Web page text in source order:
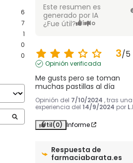
6
7
1
0
0
Este resumen es
generado por IA
¿Fue útil? Sí No
3/5
Opinión verificada
Me gusts pero se toman
muchas pastillas al día
Opinión del 7/10/2024 , tras una
experiencia del 14/9/2024 por
Útil(0) Informe
Respuesta de
farmaciabarata.es